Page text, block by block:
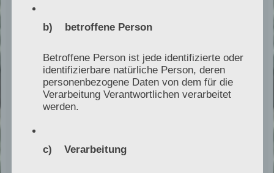
praktischer Erfahrung im SHK Handwerk.
Als unabhängiger Sachverständiger für
über umfassende Expertise in der technischen
Bewertung von Handwerksbetrieben.
Handwerk und Partnermanager beim strategischen
Aufbau von Handwerksgruppen war er für einen
b) betroffene Person
Betroffene Person ist jede identifizierte oder
identifizierbare natürliche Person, deren
personenbezogene Daten von dem für die
Verarbeitung Verantwortlichen verarbeitet
werden.
c) Verarbeitung